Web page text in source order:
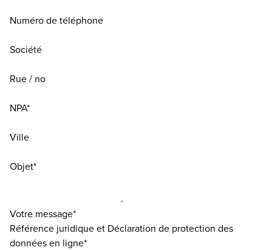
Numéro de téléphone
Société
Rue / no
NPA*
Ville
Objet*
Votre message*
Référence juridique et Déclaration de protection des
données en ligne*